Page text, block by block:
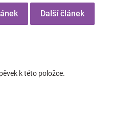
Další článek
k této položce.